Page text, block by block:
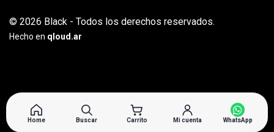
© 2026 Black - Todos los derechos reservados.
Hecho en qloud.ar
Home Buscar Carrito Mi cuenta